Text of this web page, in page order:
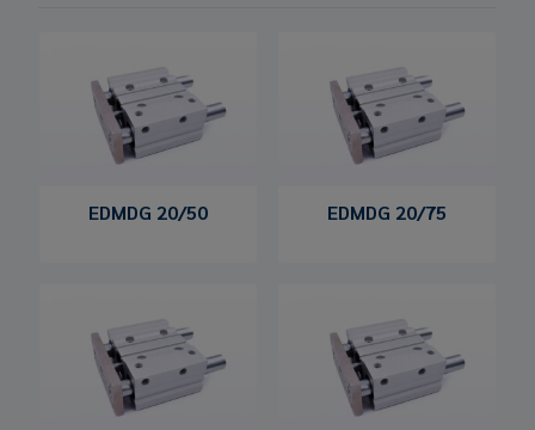
EDMDG 20/50 EDMDG 20/75